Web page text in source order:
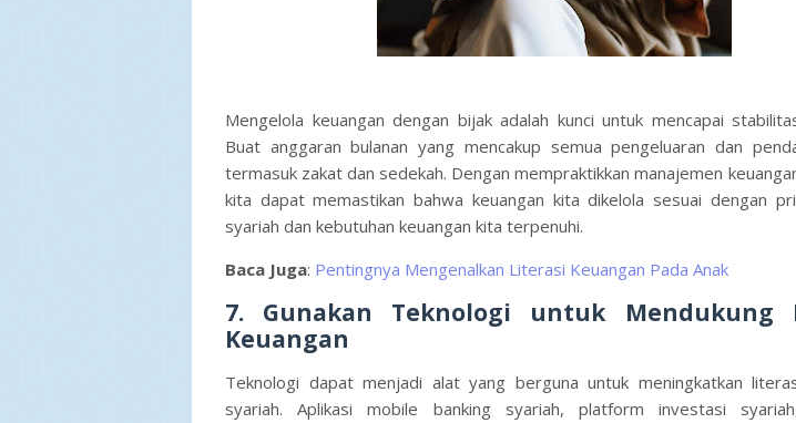
Mengelola keuangan dengan bijak adalah kunci untuk mencapai
Buat anggaran bulanan yang mencakup semua pengeluaran dan
termasuk zakat dan sedekah. Dengan mempraktikkan manajemen
kita dapat memastikan bahwa keuangan kita dikelola sesuai dengan
syariah dan kebutuhan keuangan kita terpenuhi.
Baca Juga: Pentingnya Mengenalkan Literasi Keuangan Pada Anak
7. Gunakan Teknologi untuk Mendukung
Keuangan
Teknologi dapat menjadi alat yang berguna untuk meningkatkan
syariah. Aplikasi mobile banking syariah, platform investasi